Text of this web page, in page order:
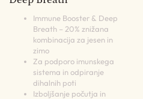
Immune Booster & Deep
Breath – 20% znižana
kombinacija za jesen in
zimo
Za podporo imunskega
sistema in odpiranje
dihalnih poti
Izboljšanje počutja in